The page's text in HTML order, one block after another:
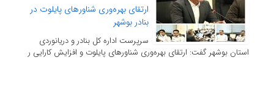
ارتقای بهره‌وری شناورهای پایلوت در
بنادر بوشهر
سرپرست اداره کل بنادر و دریانوردی
استان بوشهر گفت: ارتقای بهره‌وری شناورهای پایلوت و افزایش کارایی ر